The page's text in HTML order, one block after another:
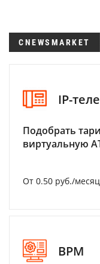
CNEWSMARKET
IP-
Подобрать
виртуальную
От 0.50 руб./месяц
BPM